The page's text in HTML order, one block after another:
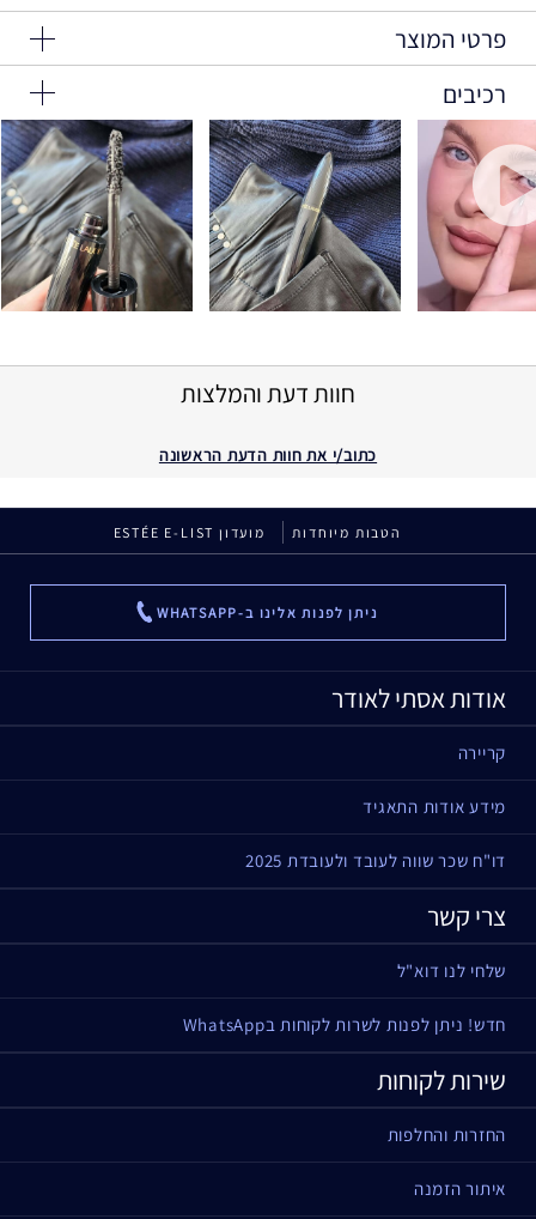
פרטי המוצר
רכיבים
Ingredients: Water\Aqua\Eau, Silica, Stearic Acid,
Glyceryl Stearate, Acrylates/Ethylhexyl Acrylate
Copolymer, Paraffin, Synthetic Beeswax, Polyisobutene,
Aminomethyl Propanediol, Copernicia Cerifera
(Carnauba) Wax\ Copernicia Cerifera Cera \Cire De
Carnauba, Vp/Eicosene Copolymer, Polyvinyl Acetate,
Tocopheryl Acetate, Passiflora Edulis Seed Oil, Ricinus
Communis (Castor) Seed Oil, Argania Spinosa Kernel Oil,
Caprylyl Glycol, Sodium Levulinate, Peg-9 Dimethicone,
Simethicone, Isostearic Acid, 1,2-Hexanediol,
Hydroxyethylcellulose, Pvp, Laureth-21, Phenethyl
Alcohol, Disodium Edta, Potassium Sorbate,
חוות דעת והמלצות
כתוב/י את חוות הדעת הראשונה
הטבות מיוחדות מועדון ESTÉE E-LIST
ניתן לפנות אלינו ב-WHATSAPP ...
אודות אסתי לאודר
קריירה
מידע אודות התאגיד
דו"ח שכר שווה לעובד ולעובדת 2025
צרי קשר
שלחי לנו דוא"ל
חדש! ניתן לפנות לשרות לקוחות בWhatsApp
שירות לקוחות
החזרות והחלפות
איתור הזמנה